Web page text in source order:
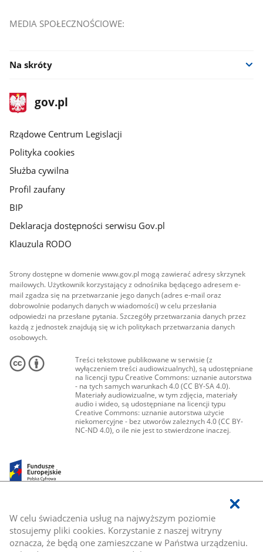
W celu świadczenia usług na najwyższym poziomie
stosujemy pliki cookies. Korzystanie z naszej witryny
oznacza, że będą one zamieszczane w Państwa urządzeniu.
MEDIA SPOŁECZNOŚCIOWE:
Na skróty
stopka
gov.plStrona
gov.pl
Rządowe Centrum Legislacji
Polityka cookies
Służba cywilna
Profil zaufany
BIP
Deklaracja dostępności serwisu Gov.pl
Klauzula RODO
Strony dostępne w domenie www.gov.pl mogą zawierać adresy skrzynek
mailowych. Użytkownik korzystający z odnośnika będącego adresem e-
mail zgadza się na przetwarzanie jego danych (adres e-mail oraz
dobrowolnie podanych danych w wiadomości) w celu przesłania
odpowiedzi na przesłane pytania. Szczegóły przetwarzania danych przez
każdą z jednostek znajdują się w ich politykach przetwarzania danych
osobowych.
Treści tekstowe publikowane w serwisie (z
wyłączeniem treści audiowizualnych), są udostępniane
na licencji typu Creative Commons: uznanie autorstwa
- na tych samych warunkach 4.0 (CC BY-SA 4.0).
Materiały audiowizualne, w tym zdjęcia, materiały
audio i wideo, są udostępniane na licencji typu
Creative Commons: uznanie autorstwa użycie
niekomercyjne - bez utworów zależnych 4.0 (CC BY-
NC-ND 4.0), o ile nie jest to stwierdzone inaczej.